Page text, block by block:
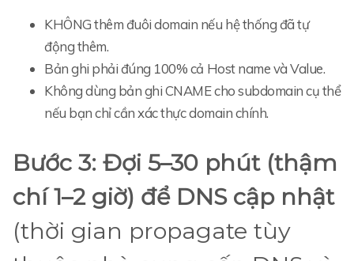
KHÔNG thêm đuôi domain nếu hệ thống đã tự
động thêm.
Bản ghi phải đúng 100% cả Host name và Value.
Không dùng bản ghi CNAME cho subdomain cụ thể
nếu bạn chỉ cần xác thực domain chính.
Bước 3: Đợi 5–30 phút (thậm
chí 1–2 giờ) để DNS cập nhật
(thời gian propagate tùy